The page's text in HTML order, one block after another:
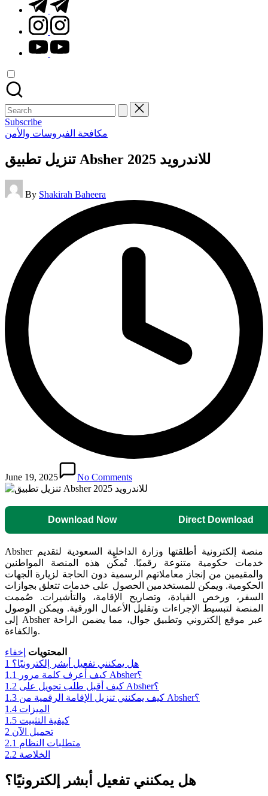
instagram.com
youtube.com
Search
for:
Subscribe
Posted
مكافحة الفيروسات والأمن
تنزيل تطبيق Absher للاندرويد 2025
Posted
by
By Shakirah Baheera
June 19, 2025 No Comments
Download Now Direct Download
Absher منصة إلكترونية أطلقتها وزارة الداخلية السعودية لتقديم
خدمات حكومية متنوعة رقميًا. تُمكّن هذه المنصة المواطنين
والمقيمين من إنجاز معاملاتهم الرسمية دون الحاجة لزيارة الجهات
الحكومية. ويمكن للمستخدمين الحصول على خدمات تتعلق بجوازات
السفر، ورخص القيادة، وتصاريح الإقامة، والتأشيرات. صُممت
المنصة لتبسيط الإجراءات وتقليل الأعمال الورقية. ويمكن الوصول
إلى Absher عبر موقع إلكتروني وتطبيق جوال، مما يضمن الراحة
والكفاءة.
المحتويات إخفاء
1 هل يمكنني تفعيل أبشر إلكترونيًا؟
1.1
كيف أعرف كلمة مرور Absher؟
1.2
كيف أقبل طلب تحويل على Absher؟
1.3
كيف يمكنني تنزيل الإقامة الرقمية من Absher؟
1.4 الميزات
1.5 كيفية التثبيت
2 تحميل الآن
2.1 متطلبات النظام
2.2 الخلاصة
هل يمكنني تفعيل أبشر إلكترونيًا؟